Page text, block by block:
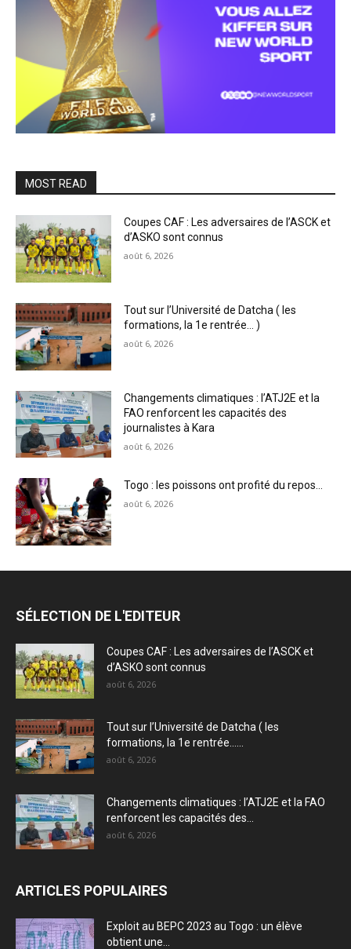
MOST READ
Coupes CAF : Les adversaires de l’ASCK et
d’ASKO sont connus
août 6, 2026
Tout sur l’Université de Datcha ( les
formations, la 1e rentrée… )
août 6, 2026
Changements climatiques : l’ATJ2E et la
FAO renforcent les capacités des
journalistes à Kara
août 6, 2026
Togo : les poissons ont profité du repos…
août 6, 2026
SÉLECTION DE L'EDITEUR
Coupes CAF : Les adversaires de l’ASCK et
d’ASKO sont connus
août 6, 2026
Tout sur l’Université de Datcha ( les
formations, la 1e rentrée…...
août 6, 2026
Changements climatiques : l’ATJ2E et la FAO
renforcent les capacités des...
août 6, 2026
ARTICLES POPULAIRES
Exploit au BEPC 2023 au Togo : un élève
obtient une...